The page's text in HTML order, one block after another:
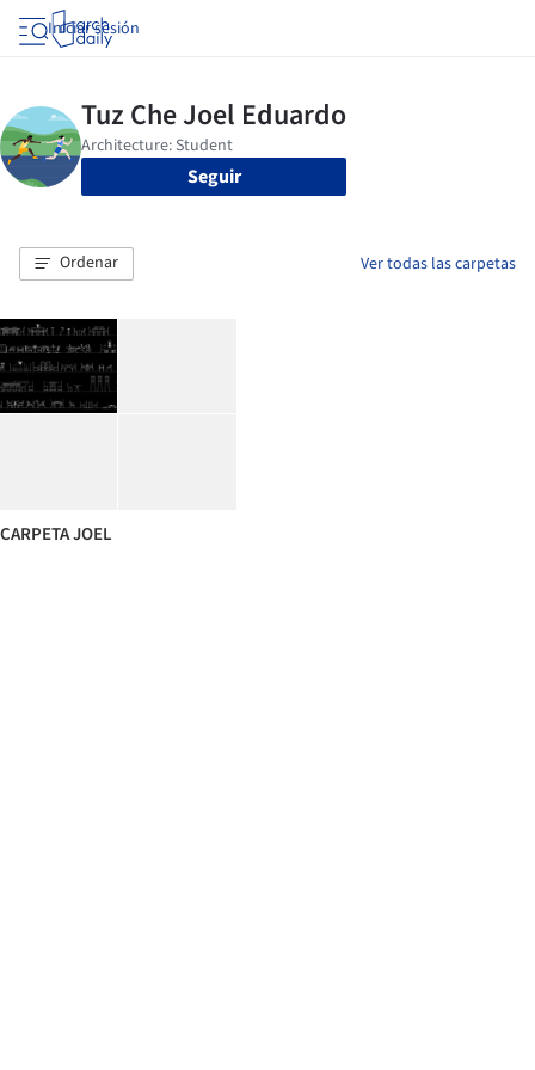
Iniciar sesión
Seguir
Ordenar Ver todas las carpetas
CARPETA JOEL